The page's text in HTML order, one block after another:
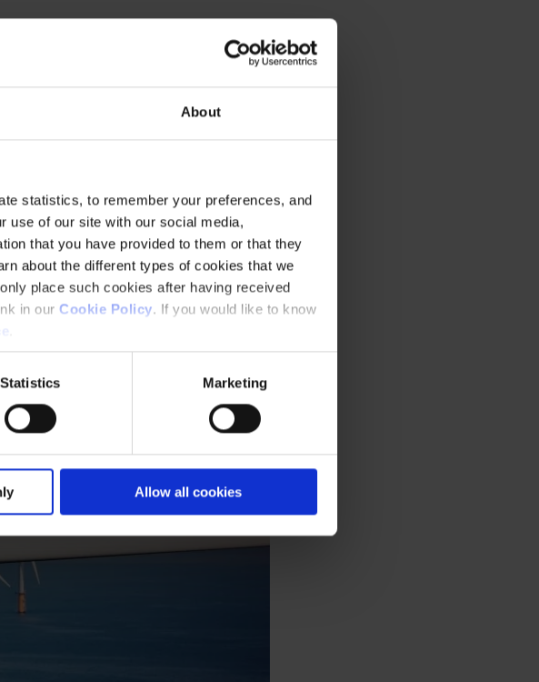
About
statistics, to remember your preferences, and
use of our site with our social media,
that you have provided to them or that they
about the different types of cookies that we
place such cookies after having received
in our Cookie Policy. If you would like to know
Statistics Marketing
Allow all cookies